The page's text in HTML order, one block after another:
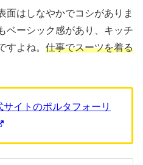
面はしなやかでコシがありま
ベーシック感があり、キッチ
すよね。 仕事でスーツを着る
イトのポルタフォーリ